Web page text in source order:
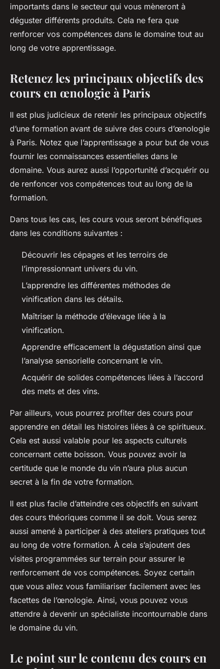
importants dans le secteur qui vous mèneront à
déguster différents produits. Cela ne fera que
renforcer vos compétences dans le domaine tout au
long de votre apprentissage.
Retenez les principaux objectifs des
cours en œnologie à Paris
Il est plus judicieux de retenir les principaux objectifs
d’une formation avant de suivre des cours d’œnologie
à Paris. Notez que l’apprentissage a pour but de vous
fournir les connaissances essentielles dans le
domaine. Vous aurez aussi l’opportunité d’acquérir ou
de renfoncer vos compétences tout au long de la
formation.
Dans tous les cas, les cours vous seront bénéfiques
dans les conditions suivantes :
Découvrir les cépages et les terroirs de
l’impressionnant univers du vin.
L’apprendre les différentes méthodes de
vinification dans les détails.
Maîtriser la méthode d’élevage liée à la
vinification.
Apprendre efficacement la dégustation ainsi que
l’analyse sensorielle concernant le vin.
Acquérir de solides compétences liées à l’accord
des mets et des vins.
Par ailleurs, vous pourrez profiter des cours pour
apprendre en détail les histoires liées à ce spiritueux.
Cela est aussi valable pour les aspects culturels
concernant cette boisson. Vous pouvez avoir la
certitude que le monde du vin n’aura plus aucun
secret à la fin de votre formation.
Il est plus facile d’atteindre ces objectifs en suivant
des cours théoriques comme il se doit. Vous serez
aussi amené à participer à des ateliers pratiques tout
au long de votre formation. À cela s’ajoutent des
visites programmées sur terrain pour assurer le
renforcement de vos compétences. Soyez certain
que vous allez vous familiariser facilement avec les
facettes de l’œnologie. Ainsi, vous pouvez vous
attendre à devenir un spécialiste incontournable dans
le domaine du vin.
Le point sur le contenu des cours en